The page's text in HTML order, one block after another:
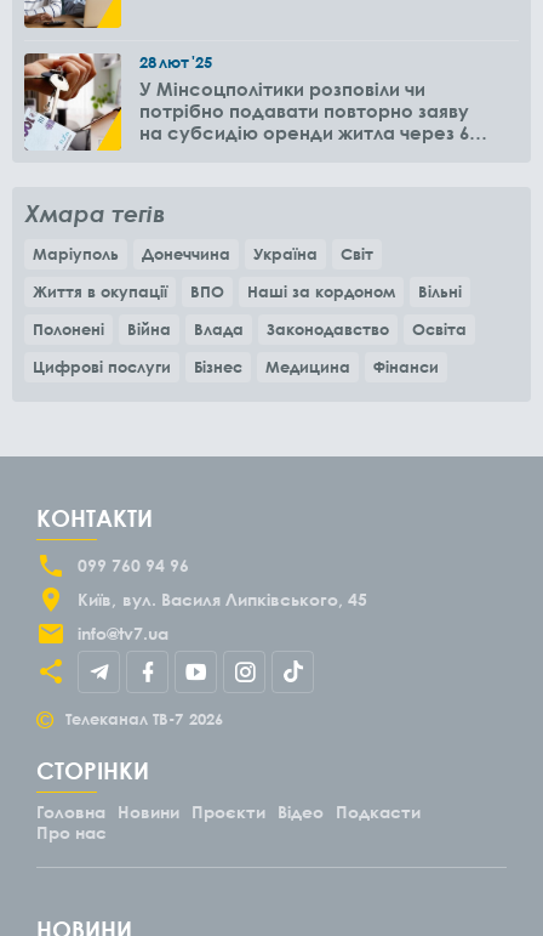
28лют'25
У Мінсоцполітики розповіли чи
потрібно подавати повторно заяву
на субсидію оренди житла через 6
Хмара тегів
Маріуполь Донеччина Україна
Світ
Життя в окупації
ВПО Наші за кордоном
Вільні
Полонені
Війна Влада Законодавство
Освіта
Цифрові послуги
Бізнес Медицина Фінанси
КОНТАКТИ
099 760 94 96
Київ
вул. Василя Липківського, 45
info@tv7.ua
© Телеканал ТВ-7 2026
СТОРІНКИ
Головна Новини Проєкти Відео
Подкасти
Про нас
НОВИНИ